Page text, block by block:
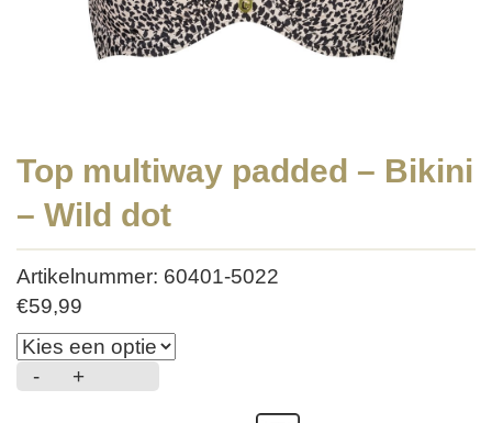
Top multiway padded – Bikini
– Wild dot
Artikelnummer: 60401-5022
€59,99
-
Top
+